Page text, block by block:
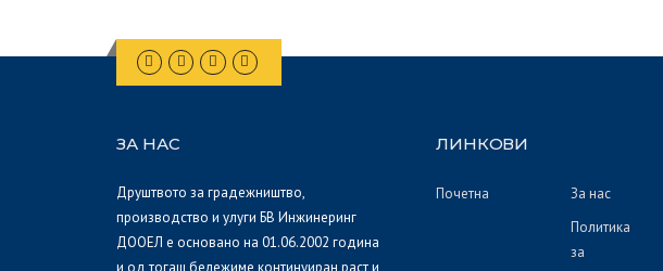
ЗА НАС
Друштвото за градежништво,
производство и улуги БВ Инжинеринг
ДООЕЛ е основано на 01.06.2002 година
ЛИНКОВИ
Почетна
За нас
Политика
за